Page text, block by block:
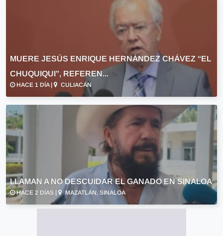
MUERE JESÚS ENRIQUE HERNÁNDEZ CHÁVEZ “EL
CHUQUIQUI”, REFEREN...
HACE 1 DÍA | CULIACÁN
LLAMAN A NO DESCUIDAR EL GANADO EN SINALOA
HACE 2 DÍAS | MAZATLÁN, SINALOA